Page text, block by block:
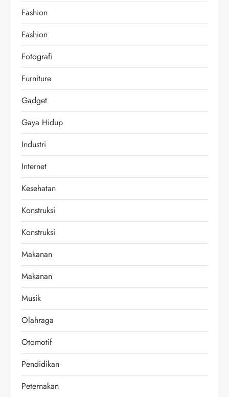
Fashion
Fashion
Fotografi
Furniture
Gadget
Gaya Hidup
Industri
Internet
Kesehatan
Konstruksi
Konstruksi
Makanan
Makanan
Musik
Olahraga
Otomotif
Pendidikan
Peternakan